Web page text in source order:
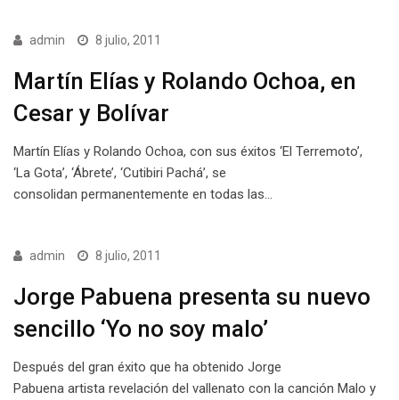
admin 8 julio, 2011
Martín Elías y Rolando Ochoa, en
Cesar y Bolívar
Martín Elías y Rolando Ochoa, con sus éxitos ‘El Terremoto’,
‘La Gota’, ‘Ábrete’, ‘Cutibiri Pachá’, se
consolidan permanentemente en todas las…
admin 8 julio, 2011
Jorge Pabuena presenta su nuevo
sencillo ‘Yo no soy malo’
Después del gran éxito que ha obtenido Jorge
Pabuena artista revelación del vallenato con la canción Malo y